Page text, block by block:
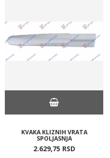
KVAKA KLIZNIH VRATA
SPOLJASNJA
2.629,75 RSD